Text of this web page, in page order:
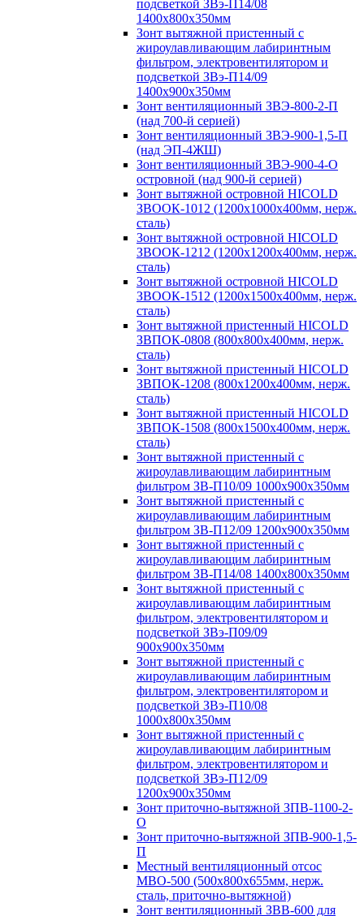
подсветкой ЗВэ-П14/08
1400х800х350мм
Зонт вытяжной пристенный с
жироулавливающим лабиринтным
фильтром, электровентилятором и
подсветкой ЗВэ-П14/09
1400х900х350мм
Зонт вентиляционный ЗВЭ-800-2-П
(над 700-й серией)
Зонт вентиляционный ЗВЭ-900-1,5-П
(над ЭП-4ЖШ)
Зонт вентиляционный ЗВЭ-900-4-О
островной (над 900-й серией)
Зонт вытяжной островной HICOLD
ЗВООК-1012 (1200х1000х400мм, нерж.
сталь)
Зонт вытяжной островной HICOLD
ЗВООК-1212 (1200x1200x400мм, нерж.
сталь)
Зонт вытяжной островной HICOLD
ЗВООК-1512 (1200х1500х400мм, нерж.
сталь)
Зонт вытяжной пристенный HICOLD
ЗВПОК-0808 (800х800х400мм, нерж.
сталь)
Зонт вытяжной пристенный HICOLD
ЗВПОК-1208 (800х1200х400мм, нерж.
сталь)
Зонт вытяжной пристенный HICOLD
ЗВПОК-1508 (800х1500х400мм, нерж.
сталь)
Зонт вытяжной пристенный с
жироулавливающим лабиринтным
фильтром ЗВ-П10/09 1000х900х350мм
Зонт вытяжной пристенный с
жироулавливающим лабиринтным
фильтром ЗВ-П12/09 1200х900х350мм
Зонт вытяжной пристенный с
жироулавливающим лабиринтным
фильтром ЗВ-П14/08 1400х800х350мм
Зонт вытяжной пристенный с
жироулавливающим лабиринтным
фильтром, электровентилятором и
подсветкой ЗВэ-П09/09
900х900х350мм
Зонт вытяжной пристенный с
жироулавливающим лабиринтным
фильтром, электровентилятором и
подсветкой ЗВэ-П10/08
1000х800х350мм
Зонт вытяжной пристенный с
жироулавливающим лабиринтным
фильтром, электровентилятором и
подсветкой ЗВэ-П12/09
1200х900х350мм
Зонт приточно-вытяжной ЗПВ-1100-2-
О
Зонт приточно-вытяжной ЗПВ-900-1,5-
П
Местный вентиляционный отсос
МВО-500 (500х800х655мм, нерж.
сталь, приточно-вытяжной)
Зонт вентиляционный ЗВВ-600 для